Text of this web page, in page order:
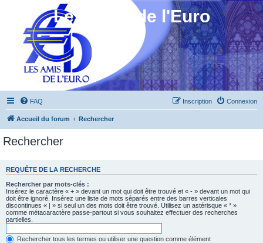
Les Amis de l'Euro
FAQ Connexion
Inscription
Accueil du forum Rechercher
Rechercher
REQUÊTE DE LA RECHERCHE
Rechercher par mots-clés :
Insérez le caractère « + » devant un mot qui doit être trouvé et « - » devant un mot qui
doit être ignoré. Insérez une liste de mots séparés entre des barres verticales
discontinues « | » si seul un des mots doit être trouvé. Utilisez un astérisque « * »
comme métacaractère passe-partout si vous souhaitez effectuer des recherches
partielles.
Rechercher tous les termes ou utiliser une question comme élément